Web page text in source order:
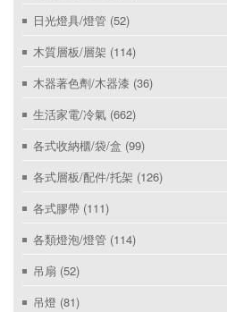
日光燈具/燈管 (52)
木質層板/層架 (114)
木器著色劑/木器漆 (36)
生活家電/冷氣 (662)
各式收納櫃/袋/盒 (99)
各式層板/配件/托架 (126)
各式膠帶 (111)
各類燈泡/燈管 (114)
吊扇 (52)
吊燈 (81)